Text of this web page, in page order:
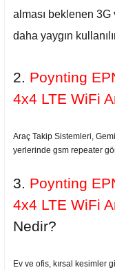
alması beklenen
daha yaygın
2. Poynting
4x4 LTE WiFi
Araç Takip Sistemleri,
yerlerinde gsm repeater
3. Poynting
4x4 LTE WiFi
Nedir?
Ev ve ofis, kırsal kesimler